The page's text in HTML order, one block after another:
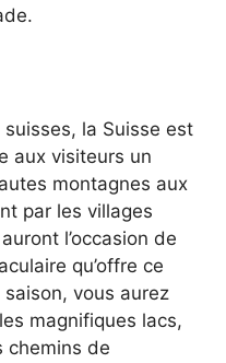
la Suisse est
aux visiteurs un
montagnes aux
par les villages
l’occasion de
qu’offre ce
vous aurez
magnifiques lacs,
chemins de